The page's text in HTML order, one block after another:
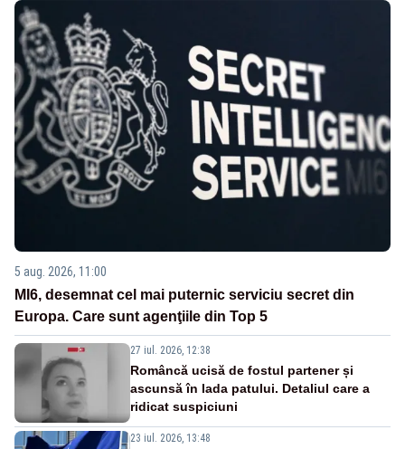
5 aug. 2026, 11:00
MI6, desemnat cel mai puternic serviciu secret din
Europa. Care sunt agenţiile din Top 5
27 iul. 2026, 12:38
Româncă ucisă de fostul partener și
ascunsă în lada patului. Detaliul care a
ridicat suspiciuni
23 iul. 2026, 13:48